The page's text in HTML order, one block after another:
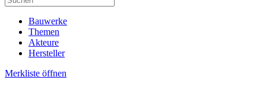
Bauwerke
Themen
Akteure
Hersteller
Merkliste öffnen